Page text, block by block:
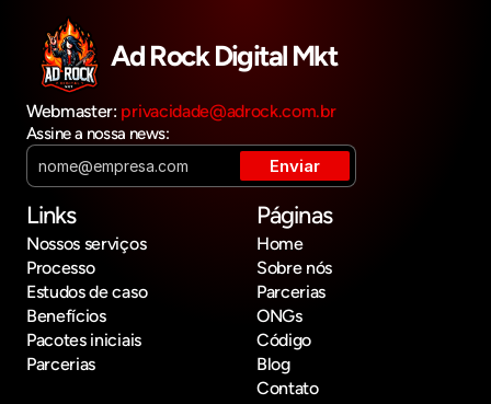
Ad Rock Digital Mkt
Webmaster: privacidade@adrock.com.br
Assine a nossa news:
Links
Nossos serviços
Processo
Estudos de caso
Benefícios
Pacotes iniciais
Parcerias
Páginas
Home
Sobre nós
Parcerias
ONGs
Código
Blog
Contato